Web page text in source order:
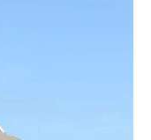
postati ozbiljniji i
snažan
Osećaćete
nego što je to